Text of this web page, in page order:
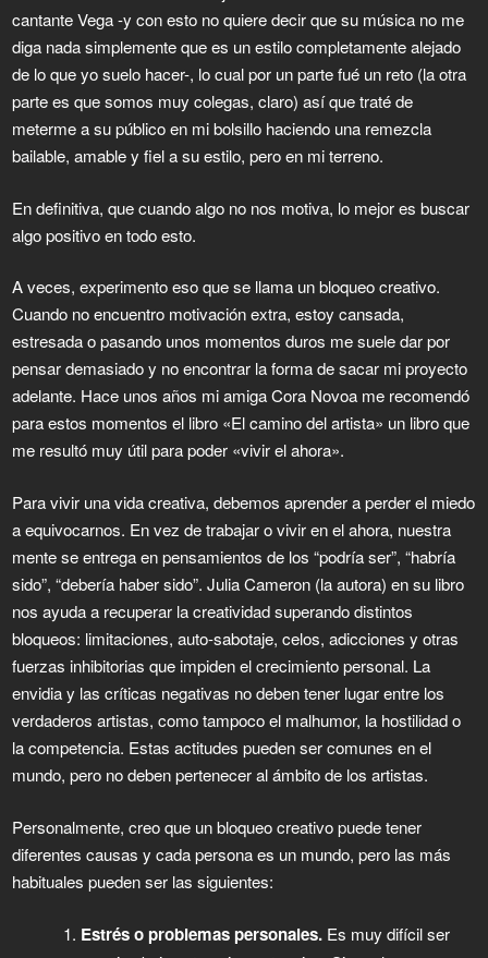
cantante Vega -y con esto no quiere decir que su música no me
diga nada simplemente que es un estilo completamente alejado
de lo que yo suelo hacer-, lo cual por un parte fué un reto (la otra
parte es que somos muy colegas, claro) así que traté de
meterme a su público en mi bolsillo haciendo una remezcla
bailable, amable y fiel a su estilo, pero en mi terreno.
En definitiva, que cuando algo no nos motiva, lo mejor es buscar
algo positivo en todo esto.
A veces, experimento eso que se llama un bloqueo creativo.
Cuando no encuentro motivación extra, estoy cansada,
estresada o pasando unos momentos duros me suele dar por
pensar demasiado y no encontrar la forma de sacar mi proyecto
adelante. Hace unos años mi amiga Cora Novoa me recomendó
para estos momentos el libro «El camino del artista» un libro que
me resultó muy útil para poder «vivir el ahora».
Para vivir una vida creativa, debemos aprender a perder el miedo
a equivocarnos. En vez de trabajar o vivir en el ahora, nuestra
mente se entrega en pensamientos de los “podría ser”, “habría
sido”, “debería haber sido”. Julia Cameron (la autora) en su libro
nos ayuda a recuperar la creatividad superando distintos
bloqueos: limitaciones, auto-sabotaje, celos, adicciones y otras
fuerzas inhibitorias que impiden el crecimiento personal. La
envidia y las críticas negativas no deben tener lugar entre los
verdaderos artistas, como tampoco el malhumor, la hostilidad o
la competencia. Estas actitudes pueden ser comunes en el
mundo, pero no deben pertenecer al ámbito de los artistas.
Personalmente, creo que un bloqueo creativo puede tener
diferentes causas y cada persona es un mundo, pero las más
habituales pueden ser las siguientes:
Estrés o problemas personales. Es muy difícil ser